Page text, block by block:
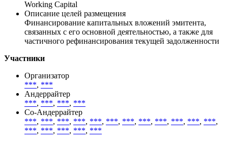
Working Capital
Описание целей размещения
Финансирование капитальных вложений эмитента,
связанных с его основной деятельностью, а также для
частичного рефинансирования текущей задолженности
Участники
Организатор
***, ***
Андеррайтер
***, ***, ***, ***
Со-Андеррайтер
***, ***, ***, ***, ***, ***, ***, ***, ***, ***, ***, ***,
***, ***, ***, ***, ***